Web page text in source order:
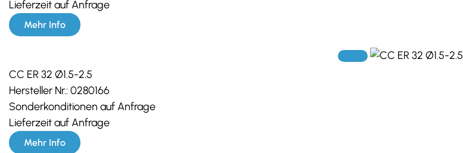
Lieferzeit auf Anfrage
Mehr Info
CC ER 32 Ø1.5-2.5
Hersteller Nr.: 0280166
Sonderkonditionen auf Anfrage
Lieferzeit auf Anfrage
Mehr Info